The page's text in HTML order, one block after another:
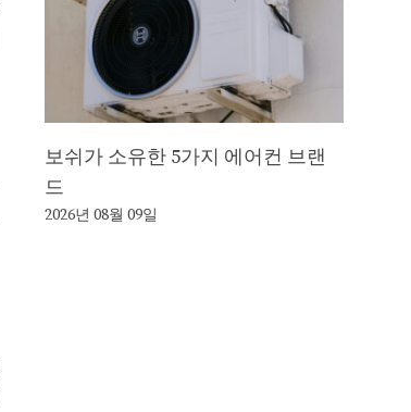
보쉬가 소유한 5가지 에어컨 브랜
드
2026년 08월 09일